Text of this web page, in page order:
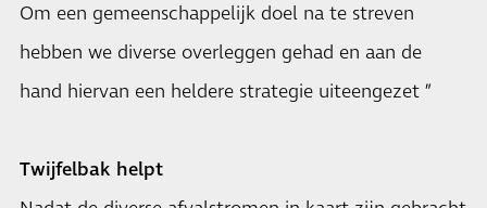
Om een gemeenschappelijk doel na te streven
hebben we diverse overleggen gehad en aan de
hand hiervan een heldere strategie uiteengezet ”
Twijfelbak helpt